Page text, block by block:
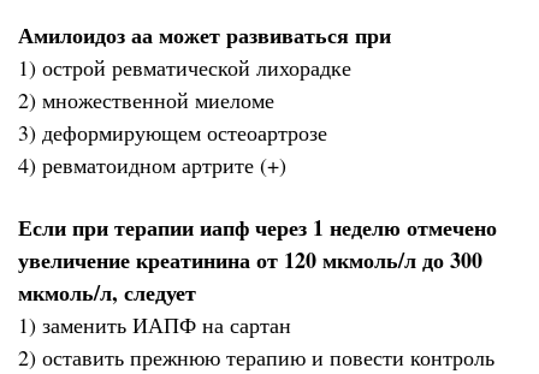
Амилоидоз аа может развиваться при
1) острой ревматической лихорадке
2) множественной миеломе
3) деформирующем остеоартрозе
4) ревматоидном артрите (+)
Если при терапии иапф через 1 неделю отмечено
увеличение креатинина от 120 мкмоль/л до 300
мкмоль/л, следует
1) заменить ИАПФ на сартан
2) оставить прежнюю терапию и повести контроль